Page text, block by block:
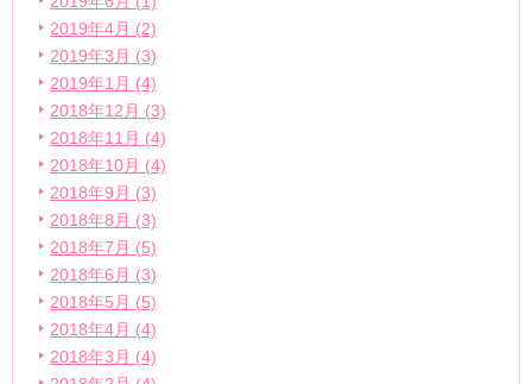
2019年4月 (2)
2019年3月 (3)
2019年1月 (4)
2018年12月 (3)
2018年11月 (4)
2018年10月 (4)
2018年9月 (3)
2018年8月 (3)
2018年7月 (5)
2018年6月 (3)
2018年5月 (5)
2018年4月 (4)
2018年3月 (4)